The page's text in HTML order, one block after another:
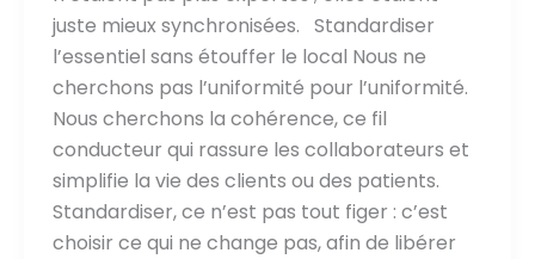
juste mieux synchronisées. Standardiser
l’essentiel sans étouffer le local Nous ne
cherchons pas l’uniformité pour l’uniformité.
Nous cherchons la cohérence, ce fil
conducteur qui rassure les collaborateurs et
simplifie la vie des clients ou des patients.
Standardiser, ce n’est pas tout figer : c’est
choisir ce qui ne change pas, afin de libérer